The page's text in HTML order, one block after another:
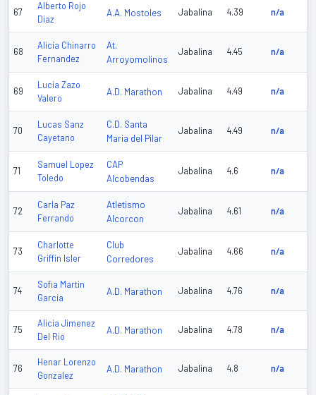
67
Alberto Rojo
Diaz
A.A. Mostoles Jabalina 4.39 n/a
68
Alicia Chinarro
Fernandez
At.
Arroyomolinos
Jabalina 4.45 n/a
69
Lucia Zazo
Valero
A.D. Marathon Jabalina 4.49 n/a
70
Lucas Sanz
Cayetano
C.D. Santa
Maria del Pilar
Jabalina 4.49 n/a
71
Samuel Lopez
Toledo
CAP
Alcobendas
Jabalina 4.6 n/a
72
Carla Paz
Ferrando
Atletismo
Alcorcon
Jabalina 4.61 n/a
73
Charlotte
Griffin Isler
Club
Corredores
Jabalina 4.66 n/a
74
Sofia Martin
Garcia
A.D. Marathon Jabalina 4.76 n/a
75
Alicia Jimenez
Del Rio
A.D. Marathon Jabalina 4.78 n/a
76
Henar Lorenzo
Gonzalez
A.D. Marathon Jabalina 4.8 n/a